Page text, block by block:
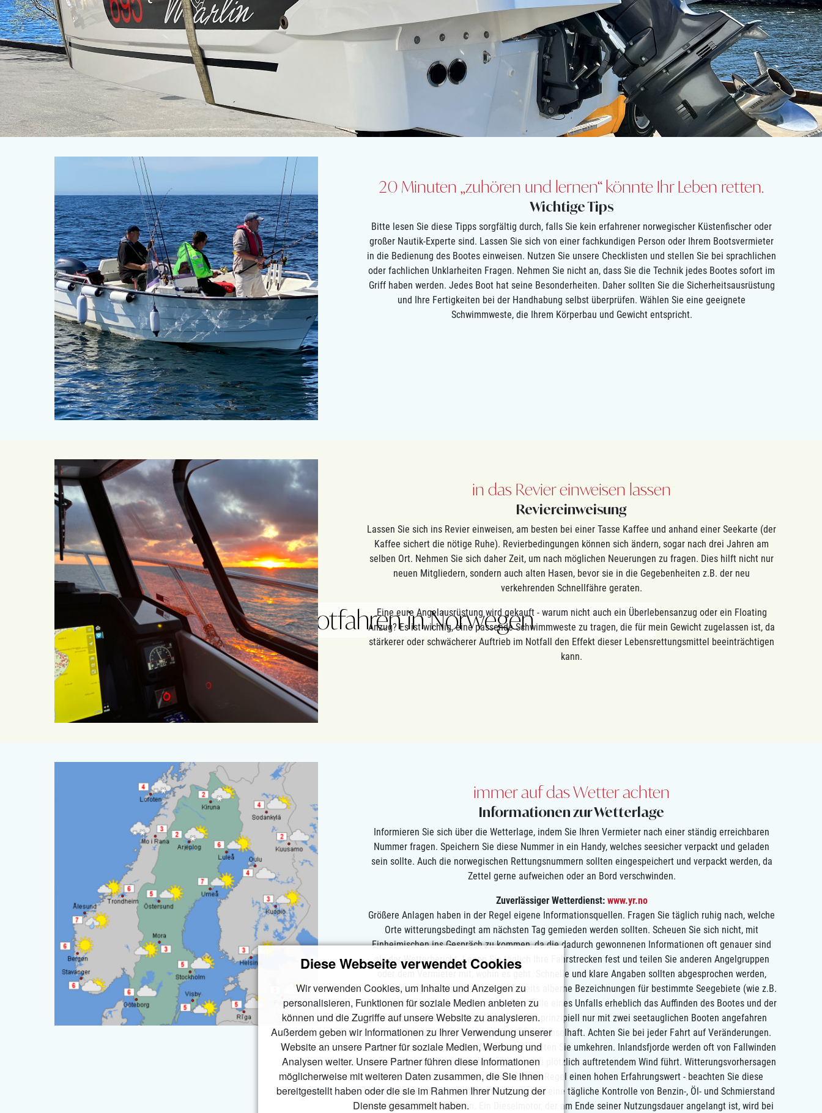
Diese Webseite verwendet Cookies
Wir verwenden Cookies, um Inhalte und Anzeigen zu
personalisieren, Funktionen für soziale Medien anbieten zu
können und die Zugriffe auf unsere Website zu analysieren.
Außerdem geben wir Informationen zu Ihrer Verwendung unserer
Website an unsere Partner für soziale Medien, Werbung und
Analysen weiter. Unsere Partner führen diese Informationen
möglicherweise mit weiteren Daten zusammen, die Sie ihnen
bereitgestellt haben oder die sie im Rahmen Ihrer Nutzung der
Dienste gesammelt haben.
Bootfahren in Norwegen
20 Minuten „zuhören und lernen“ könnte Ihr Leben retten.
Wichtige Tips
Bitte lesen Sie diese Tipps sorgfältig durch, falls Sie kein erfahrener norwegischer Küstenfischer oder
großer Nautik-Experte sind. Lassen Sie sich von einer fachkundigen Person oder Ihrem Bootsvermieter
in die Bedienung des Bootes einweisen. Nutzen Sie unsere Checklisten und stellen Sie bei sprachlichen
oder fachlichen Unklarheiten Fragen. Nehmen Sie nicht an, dass Sie die Technik jedes Bootes sofort im
Griff haben werden. Jedes Boot hat seine Besonderheiten. Daher sollten Sie die Sicherheitsausrüstung
und Ihre Fertigkeiten bei der Handhabung selbst überprüfen. Wählen Sie eine geeignete
Schwimmweste, die Ihrem Körperbau und Gewicht entspricht.
in das Revier einweisen lassen
Reviereinweisung
Lassen Sie sich ins Revier einweisen, am besten bei einer Tasse Kaffee und anhand einer Seekarte (der
Kaffee sichert die nötige Ruhe). Revierbedingungen können sich ändern, sogar nach drei Jahren am
selben Ort. Nehmen Sie sich daher Zeit, um nach möglichen Neuerungen zu fragen. Dies hilft nicht nur
neuen Mitgliedern, sondern auch alten Hasen, bevor sie in die Gegebenheiten z.B. der neu
verkehrenden Schnellfähre geraten.
Eine eure Angelausrüstung wird gekauft - warum nicht auch ein Überlebensanzug oder ein Floating
Anzug? Es ist wichtig, eine passende Schwimmweste zu tragen, die für mein Gewicht zugelassen ist, da
stärkerer oder schwächerer Auftrieb im Notfall den Effekt dieser Lebensrettungsmittel beeinträchtigen
kann.
immer auf das Wetter achten
Informationen zur Wetterlage
Informieren Sie sich über die Wetterlage, indem Sie Ihren Vermieter nach einer ständig erreichbaren
Nummer fragen. Speichern Sie diese Nummer in ein Handy, welches seesicher verpackt und geladen
sein sollte. Auch die norwegischen Rettungsnummern sollten eingespeichert und verpackt werden, da
Zettel gerne aufweichen oder an Bord verschwinden.
Zuverlässiger Wetterdienst: www.yr.no
Größere Anlagen haben in der Regel eigene Informationsquellen. Fragen Sie täglich ruhig nach, welche
Orte witterungsbedingt am nächsten Tag gemieden werden sollten. Scheuen Sie sich nicht, mit
Einheimischen ins Gespräch zu kommen, da die dadurch gewonnenen Informationen oft genauer sind
als der Wetterbericht. Legen Sie täglich Ihre Fahrstrecken fest und teilen Sie anderen Angelgruppen
oder dem Vermieter mit, wohin es geht. Schnelle und klare Angaben sollten abgesprochen werden,
idealerweise gibt es in den Revieren bereits alberne Bezeichnungen für bestimmte Seegebiete (wie z.B.
Blubberblasenbucht). Dies erleichtert im Falle eines Unfalls erheblich das Auffinden des Bootes und der
Besatzung. Entlegene Seegebiete dürfen prinzipiell nur mit zwei seetauglichen Booten angefahren
werden. Das Wetter in Norwegen ist sehr wechselhaft. Achten Sie bei jeder Fahrt auf Veränderungen.
Bei Herannahen von Wolkenformationen sollten Sie umkehren. Inlandsfjorde werden oft von Fallwinden
der umliegenden Berge heimgesucht, was zu plötzlich auftretendem Wind führt. Witterungsvorhersagen
von Guides oder Vermietern haben in der Regel einen hohen Erfahrungswert - beachten Sie diese
unbedingt. Vor Fahrtantritt sollten Sie immer eine tägliche Kontrolle von Benzin-, Öl- und Schmierstand
sowie Elektrik durchführen. Ein Dieselmotor, der am Ende seiner Nutzungsdauer angelangt ist, wird bei